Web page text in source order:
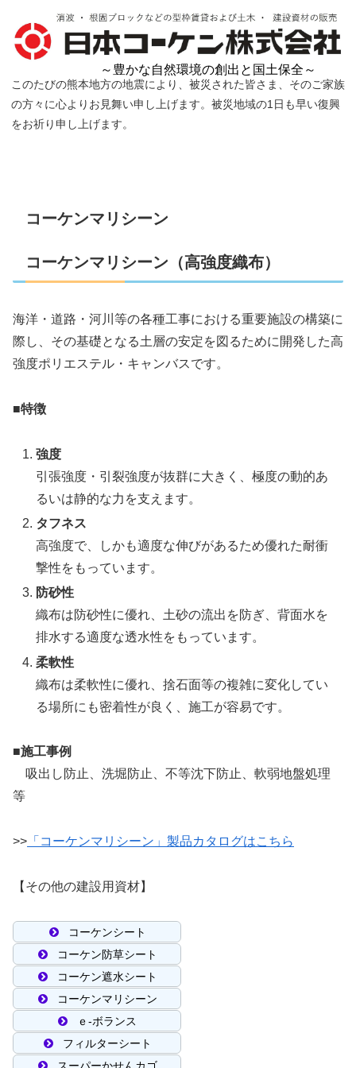
～豊かな自然環境の創出と国土保全～
このたびの熊本地方の地震により、被災された皆さま、そのご家族
の方々に心よりお見舞い申し上げます。被災地域の1日も早い復興
をお祈り申し上げます。
コーケンマリシーン
コーケンマリシーン（高強度織布）
海洋・道路・河川等の各種工事における重要施設の構築に
際し、その基礎となる土層の安定を図るために開発した高
強度ポリエステル・キャンバスです。
■特徴
強度
引張強度・引裂強度が抜群に大きく、極度の動的あ
るいは静的な力を支えます。
タフネス
高強度で、しかも適度な伸びがあるため優れた耐衝
撃性をもっています。
防砂性
織布は防砂性に優れ、土砂の流出を防ぎ、背面水を
排水する適度な透水性をもっています。
柔軟性
織布は柔軟性に優れ、捨石面等の複雑に変化してい
る場所にも密着性が良く、施工が容易です。
■施工事例
吸出し防止、洗堀防止、不等沈下防止、軟弱地盤処理
等
>> 「コーケンマリシーン」製品カタログはこちら
【その他の建設用資材】
コーケンシート
コーケン防草シート
コーケン遮水シート
コーケンマリシーン
ｅ-ボランス
フィルターシート
スーパーかせんカゴ